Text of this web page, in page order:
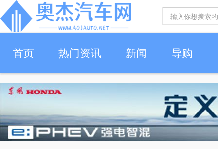
首页 热门资讯 新闻 导购